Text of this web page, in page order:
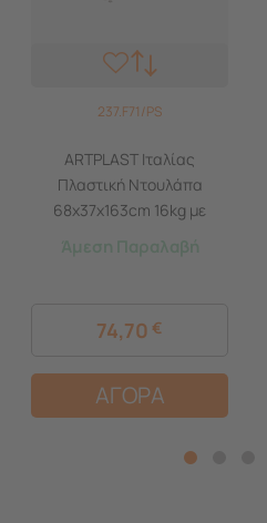
237.F71/PS
ARTPLAST Ιταλίας
Πλαστική Ντουλάπα
68x37x163cm 16kg με
Μεταλλικούς STRONG
Άμεση Παραλαβή
74,70 €
ΑΓΟΡΑ